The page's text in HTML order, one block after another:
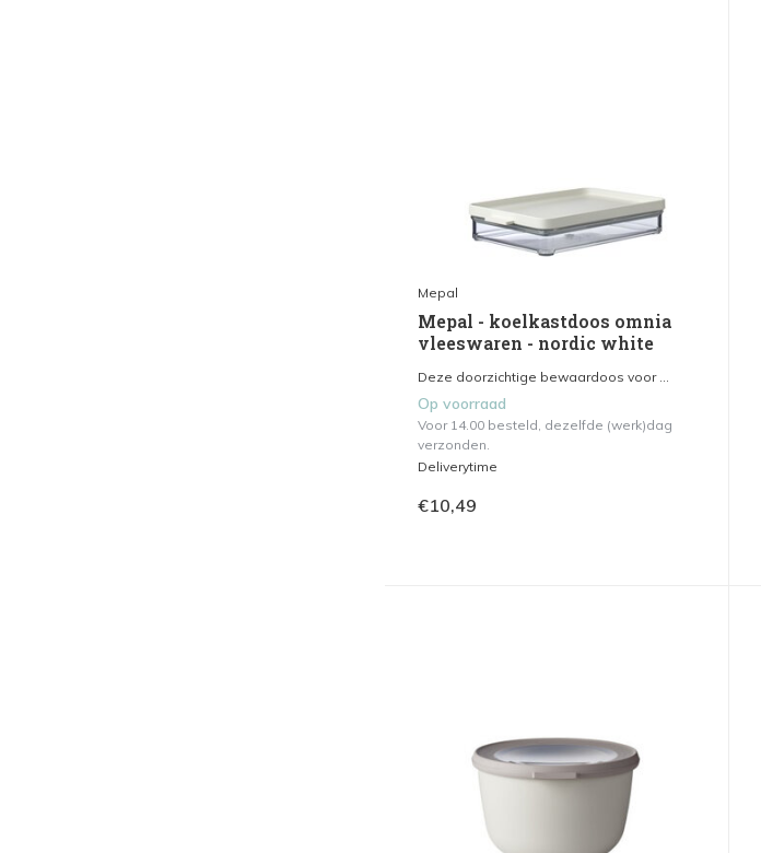
Mepal
Mepal - koelkastdoos omnia
vleeswaren - nordic white
Deze doorzichtige bewaardoos voor ...
Op voorraad
Voor 14.00 besteld, dezelfde (werk)dag
verzonden.
Deliverytime
€10,49